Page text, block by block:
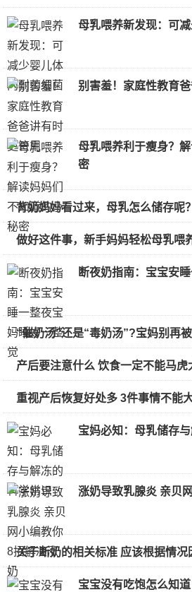
母乳喂养新发现：可
别害羞！家庭性教育
母乳喂养利于瘦身？
密
背奶妈妈看过来，母乳怎么储存呢？
做好这件事，新手妈妈轻松母乳喂
断夜奶指南：宝宝安
“催奶汤”还是“毒奶汤”?宝妈别再
产后要注意什么 饮食一定不能马虎
重视产后恢复好处多 3件事情不能
宝妈必知：母乳储存
涨奶导致乳腺炎 亲贝
关于断奶的相关标准 应该根据情况
宝宝没有吃饱怎么知